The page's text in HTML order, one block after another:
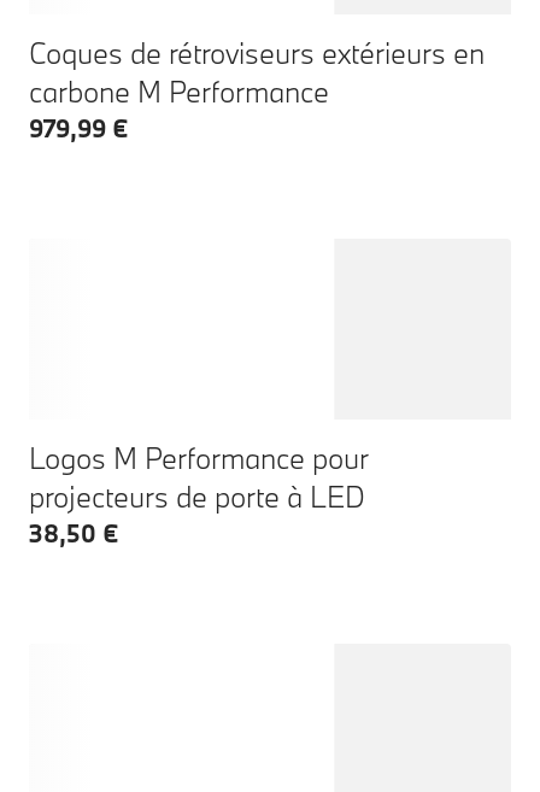
Coques de rétroviseurs extérieurs en
carbone M Performance
979,99 €
Logos M Performance pour
projecteurs de porte à LED
38,50 €